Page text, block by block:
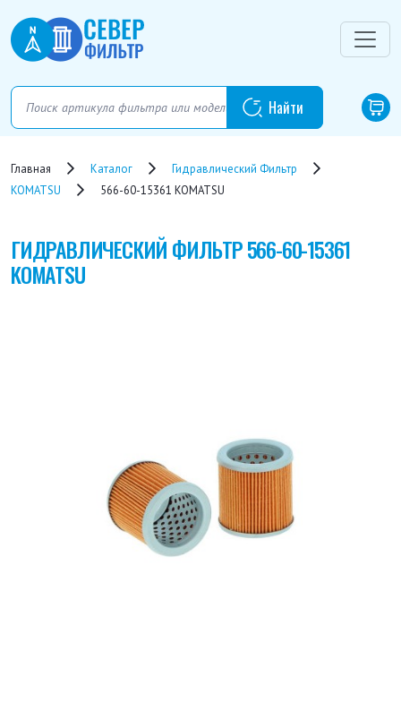
Главная Каталог
Гидравлический Фильтр
KOMATSU
566-60-15361 KOMATSU
ГИДРАВЛИЧЕСКИЙ ФИЛЬТР566-60-15361
KOMATSU